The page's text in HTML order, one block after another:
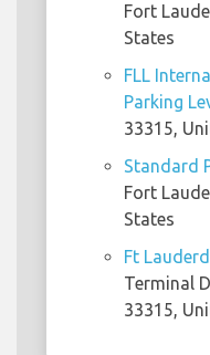
Fort
States
FLL
Parking
33315,
Standard
Fort
States
Ft
Terminal
33315,